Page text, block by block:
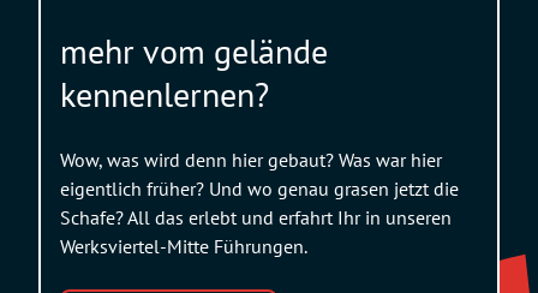
mehr vom gelände
kennenlernen?
Wow, was wird denn hier gebaut? Was war hier
eigentlich früher? Und wo genau grasen jetzt die
Schafe? All das erlebt und erfahrt Ihr in unseren
Werksviertel-Mitte Führungen.